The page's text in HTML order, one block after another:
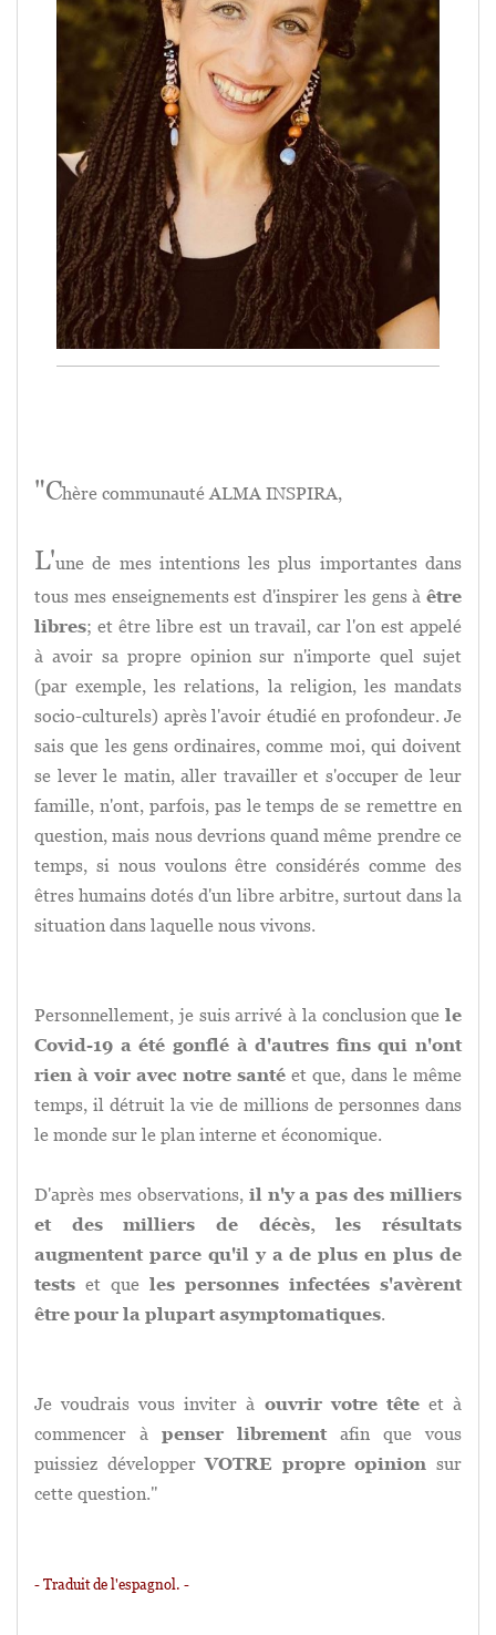
"Chère communauté ALMA INSPIRA,
L'une de mes intentions les plus importantes dans
tous mes enseignements est d'inspirer les gens à être
libres; et être libre est un travail, car l'on est appelé
à avoir sa propre opinion sur n'importe quel sujet
(par exemple, les relations, la religion, les mandats
socio-culturels) après l'avoir étudié en profondeur. Je
sais que les gens ordinaires, comme moi, qui doivent
se lever le matin, aller travailler et s'occuper de leur
famille, n'ont, parfois, pas le temps de se remettre en
question, mais nous devrions quand même prendre ce
temps, si nous voulons être considérés comme des
êtres humains dotés d'un libre arbitre, surtout dans la
situation dans laquelle nous vivons.
Personnellement, je suis arrivé à la conclusion que le
Covid-19 a été gonflé à d'autres fins qui n'ont
rien à voir avec notre santé et que, dans le même
temps, il détruit la vie de millions de personnes dans
le monde sur le plan interne et économique.
D'après mes observations, il n'y a pas des milliers
et des milliers de décès, les résultats
augmentent parce qu'il y a de plus en plus de
tests et que les personnes infectées s'avèrent
être pour la plupart asymptomatiques.
Je voudrais vous inviter à ouvrir votre têteet à
commencer à penser librementafin que vous
puissiez développerVOTRE propre opinion sur
cette question."
- Traduit de l'espagnol. -